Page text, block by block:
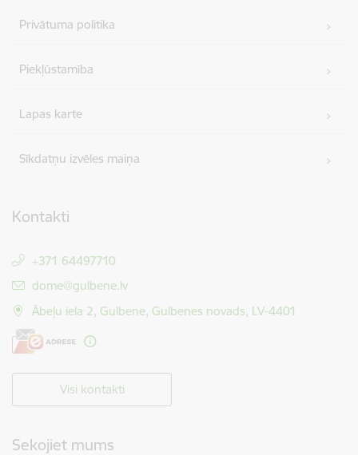
Privātuma politika
Piekļūstamība
Lapas karte
Sīkdatņu izvēles maiņa
Kontakti
+371 64497710
E-pasts:
dome@gulbene.lv
Ābeļu iela 2, Gulbene, Gulbenes novads, LV-4401
Visi kontakti
Sekojiet mums